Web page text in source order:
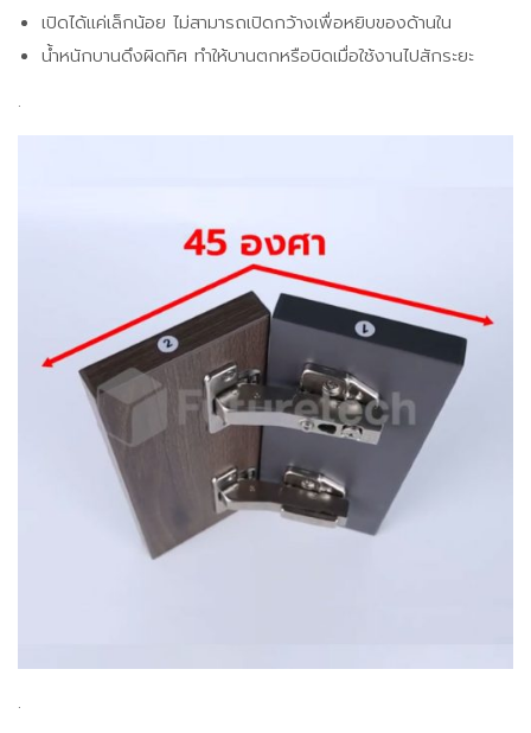
เปิดได้แค่เล็กน้อย ไม่สามารถเปิดกว้างเพื่อหยิบของด้านใน
น้ำหนักบานดึงผิดทิศ ทำให้บานตกหรือบิดเมื่อใช้งานไปสักระยะ
.
.